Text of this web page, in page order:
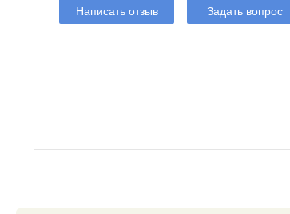
Написать отзыв Задать вопрос